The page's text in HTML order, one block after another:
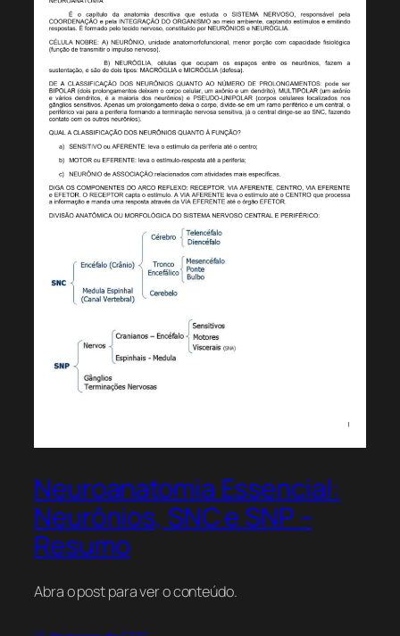
Neuroanatomia Essencial:
Neurônios, SNC e SNP –
Resumo
Abra o post para ver o conteúdo.